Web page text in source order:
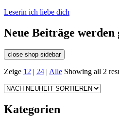
Leserin ich liebe dich
Neue Beiträge werden
close shop sidebar
Zeige 12 | 24 | Alle Showing all 2
Kategorien